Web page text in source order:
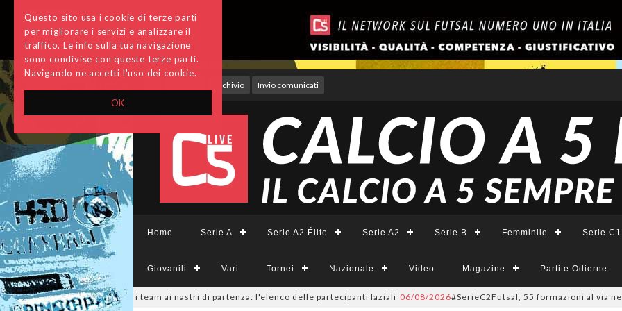
OK
Questo sito usa i cookie di terze parti
per migliorare i servizi e analizzare il
traffico. Le info sulla tua navigazione
sono condivise con queste terze parti.
Navigando ne accetti l'uso dei cookie.
Archivio Invio comunicati
Home Serie A Serie A2 Élite Serie A2 Serie B Femminile Serie C1
Giovanili Vari Tornei Nazionale Video Magazine Partite Odierne
sono 14 i team ai nastri di partenza: l'elenco delle partecipanti laziali 06/08/2026#SerieC2Futsal, 55 formazioni al via nel